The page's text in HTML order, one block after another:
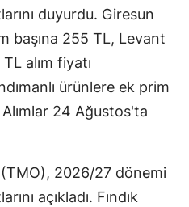
duyurdu. Giresun
başına 255 TL, Levant
alım fiyatı
ürünlere ek prim
Alımlar 24 Ağustos'ta
2026/27 dönemi
açıkladı. Fındık